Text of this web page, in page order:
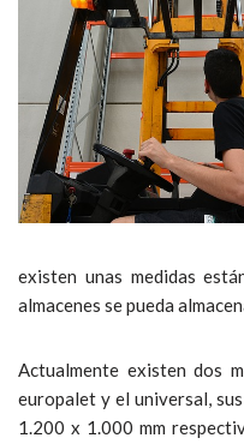
existen unas medidas
almacenes se pueda
Actualmente existen dos
europalet y el universal,
1.200 x 1.000 mm